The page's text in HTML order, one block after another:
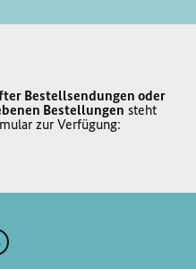
Bestellsendungen oder
Bestellungen steht
zur Verfügung: